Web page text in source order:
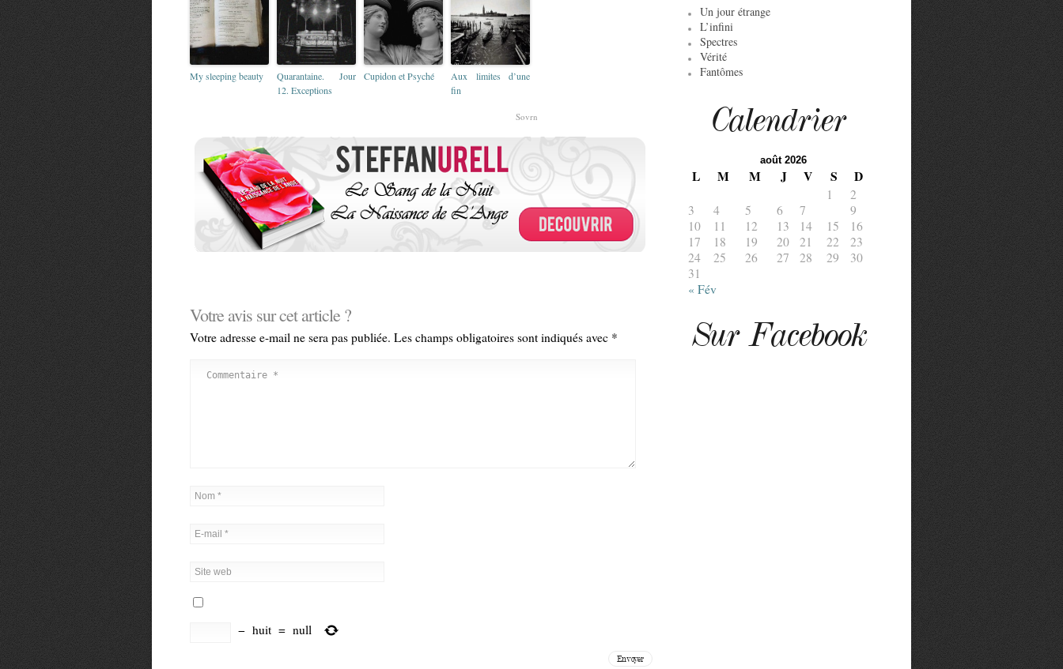
My sleeping beauty
Quarantaine. Jour
12. Exceptions
Cupidon et Psyché
Aux limites d’une
fin
Sovrn
Votre avis sur cet article ?
Votre adresse e-mail ne sera pas publiée. Les champs obligatoires sont indiqués avec *
− huit = null
Un jour étrange
L’infini
Spectres
Vérité
Fantômes
Calendrier
août 2026
L M M J V S D
1
2
3
4 5 6 7
9
10
11 12 13 14 15
16
17
18 19 20 21 22
23
24
25 26 27 28 29
30
31
« Fév
Sur Facebook